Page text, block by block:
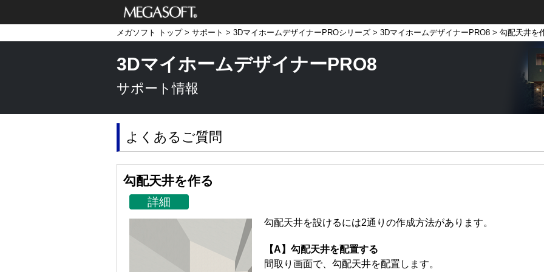
メガソフト株式
会社
メガソフト トップ> サポート > 3DマイホームデザイナーPROシリーズ > 3DマイホームデザイナーPRO8 > 勾配天井を
3DマイホームデザイナーPRO8
サポート情報
よくあるご質問
勾配天井を作る
詳細
勾配天井を設けるには2通りの作成方法があります。
【A】勾配天井を配置する
間取り画面で、勾配天井を配置します。